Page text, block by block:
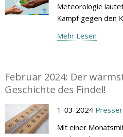
Meteorologie
Kampf gegen den
Mehr Lesen
Februar 2024: Der
Geschichte des Findel!
1-03-2024
Mit einer